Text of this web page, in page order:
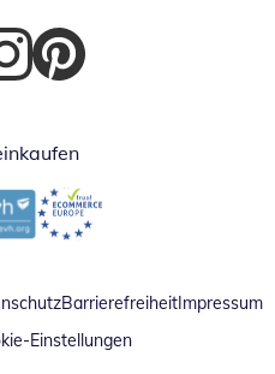
neuem Fenster
in neuem Fenster
Öffnet in neuem Fenster
Fenster
Öffnet in neuem Fenster
BarrierefreiheitImpressum
Einstellungen